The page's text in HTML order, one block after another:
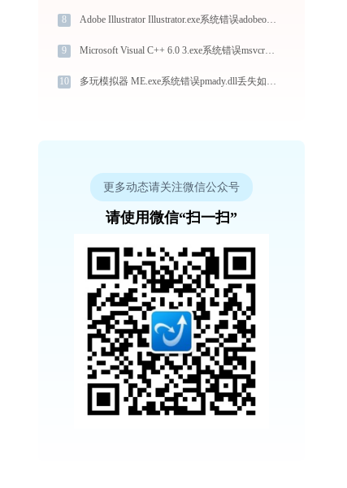
8 Adobe Illustrator Illustrator.exe系统错误adobeowl.dll丢失如何解决
9 Microsoft Visual C++ 6.0 3.exe系统错误msvcr100.dll丢失如何解决
10 多玩模拟器 ME.exe系统错误pmady.dll丢失如何解决
更多动态请关注微信公众号
请使用微信“扫一扫”